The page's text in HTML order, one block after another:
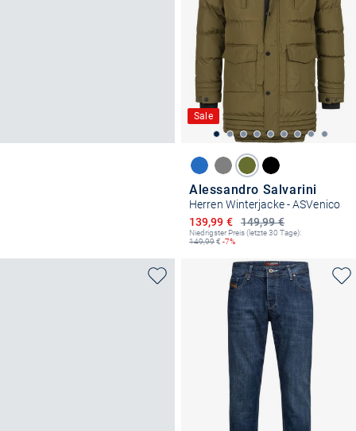
Sale
Alessandro Salvarini
Herren Winterjacke - ASVenico
149,99 €
Ermäßigter Preis
139,99 €
Niedrigster Preis (letzte 30 Tage):
149,99€ -7%